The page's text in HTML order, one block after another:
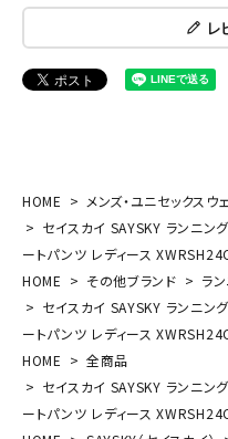
レ
HOME メンズ・ユニセックスウ
セイスカイ SAYSKY ランニン
ートパンツ レディース
HOME
その他ブランド
ラ
セイスカイ SAYSKY ランニン
ートパンツ レディース
HOME
全商品
セイスカイ SAYSKY ランニン
ートパンツ レディース